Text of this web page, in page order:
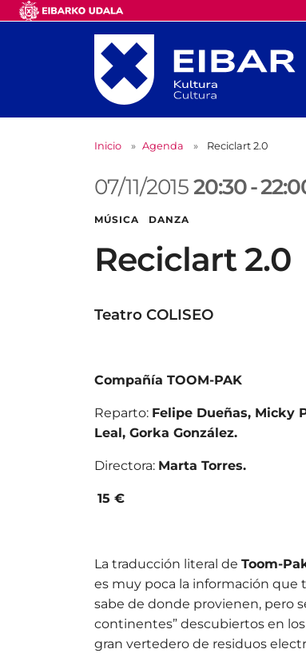
Inicio Agenda Reciclart 2.0
07/11/201520:30-
MÚSICA DANZA
Reciclart 2.0
Teatro COLISEO
Compañía TOOM-PAK
Reparto: Felipe Dueñas, Micky
Leal, Gorka González.
Directora: Marta Torres.
15 €
La traducción literal de Toom-
es muy poca la información que
sabe de donde provienen, pero
continentes” descubiertos en
gran vertedero de residuos